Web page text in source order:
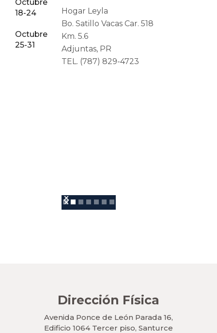
Octubre
18-24
Octubre
25-31
de
Hogar Leyla
Bo. Satillo Vacas Car. 518
Km. 5.6
Adjuntas, PR
TEL. (787) 829-4723
Dirección Física
Avenida Ponce de León Parada 16,
Edificio 1064 Tercer piso, Santurce